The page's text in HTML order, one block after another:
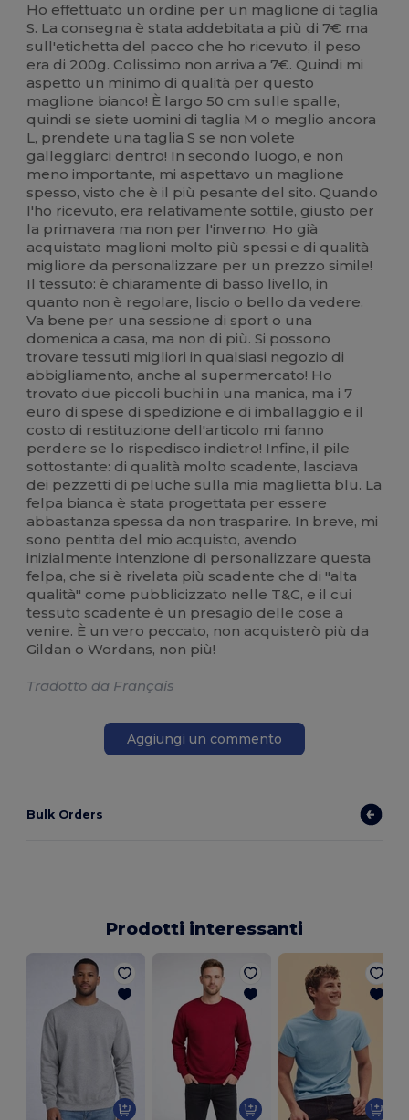
Ho effettuato un ordine per un maglione di taglia
S. La consegna è stata addebitata a più di 7€ ma
sull'etichetta del pacco che ho ricevuto, il peso
era di 200g. Colissimo non arriva a 7€. Quindi mi
aspetto un minimo di qualità per questo
maglione bianco! È largo 50 cm sulle spalle,
quindi se siete uomini di taglia M o meglio ancora
L, prendete una taglia S se non volete
galleggiarci dentro! In secondo luogo, e non
meno importante, mi aspettavo un maglione
spesso, visto che è il più pesante del sito. Quando
l'ho ricevuto, era relativamente sottile, giusto per
la primavera ma non per l'inverno. Ho già
acquistato maglioni molto più spessi e di qualità
migliore da personalizzare per un prezzo simile!
Il tessuto: è chiaramente di basso livello, in
quanto non è regolare, liscio o bello da vedere.
Va bene per una sessione di sport o una
domenica a casa, ma non di più. Si possono
trovare tessuti migliori in qualsiasi negozio di
abbigliamento, anche al supermercato! Ho
trovato due piccoli buchi in una manica, ma i 7
euro di spese di spedizione e di imballaggio e il
costo di restituzione dell'articolo mi fanno
perdere se lo rispedisco indietro! Infine, il pile
sottostante: di qualità molto scadente, lasciava
dei pezzetti di peluche sulla mia maglietta blu. La
felpa bianca è stata progettata per essere
abbastanza spessa da non trasparire. In breve, mi
sono pentita del mio acquisto, avendo
inizialmente intenzione di personalizzare questa
felpa, che si è rivelata più scadente che di "alta
qualità" come pubblicizzato nelle T&C, e il cui
tessuto scadente è un presagio delle cose a
venire. È un vero peccato, non acquisterò più da
Gildan o Wordans, non più!
Tradotto da Français
Aggiungi un commento
Bulk Orders
Prodotti interessanti